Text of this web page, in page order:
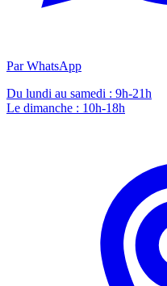
Par WhatsApp
Du lundi au samedi : 9h-21h
Le dimanche : 10h-18h